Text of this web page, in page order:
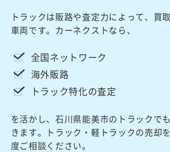
トラックは販路や査定力によって、買
車両です。カーネクストなら、
全国ネットワーク
海外販路
トラック特化の査定
を活かし、石川県能美市のトラックで
きます。トラック・軽トラックの売却
度ご相談ください。